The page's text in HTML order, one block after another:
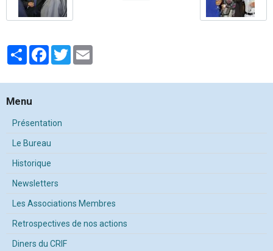
PartagerFacebook
Twitter
Menu
Présentation
Le Bureau
Historique
Newsletters
Les Associations Membres
Retrospectives de nos actions
Diners du CRIF